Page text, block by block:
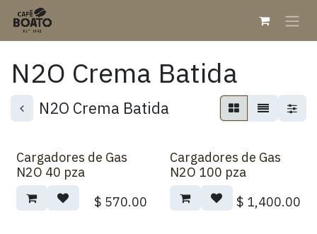
Ir al contenido
N2O Crema Batida
N2O Crema Batida
Cargadores de Gas
N2O 40 pza
$ 570.00
Cargadores de Gas
N2O 100 pza
$ 1,400.00